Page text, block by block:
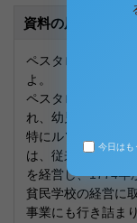
資料の原本内容
ペスタロッチーの
よ。
ペスタロッチーは
れ、幼児期に父親
特にルソーの影響
は、従来の志望で
を経営し、1774年
貧民学校の経営に
事業にも行き詰ま
今日はも